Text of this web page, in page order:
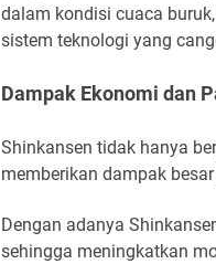
dalam kondisi cuaca
sistem teknologi yang
Dampak Ekonomi dan
Shinkansen tidak hanya
memberikan dampak
Dengan adanya
sehingga meningkatkan